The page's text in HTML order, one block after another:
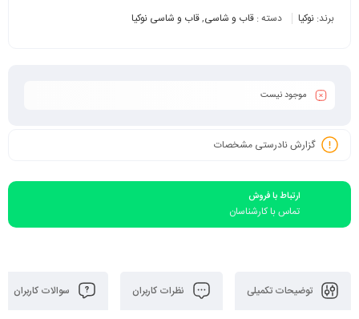
برند: نوکیا دسته : قاب و شاسی,قاب و شاسی نوکیا
موجود نیست
گزارش نادرستی مشخصات
ارتباط با فروش
تماس با کارشناسان
توضیحات تکمیلی نظرات کاربران سوالات کاربران